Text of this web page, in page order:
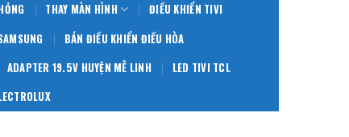
THAY MÀN HÌNH
ĐIỀU KHIỂN TIVI
BÁN ĐIỀU KHIỂN ĐIỀU HÒA
ADAPTER 19.5V HUYỆN MÊ LINH
LED TIVI TCL